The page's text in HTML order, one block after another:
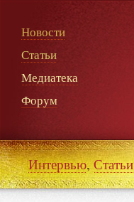
Новости
Статьи
Медиатека
Форум
Интервью,Статьи